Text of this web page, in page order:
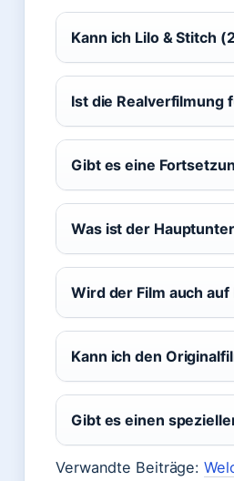
Kann ich Lilo & Stitch
Ist die Realverfilmung
Gibt es eine
Was ist der
Wird der Film auch
Kann ich den
Gibt es einen
Verwandte Beiträge: